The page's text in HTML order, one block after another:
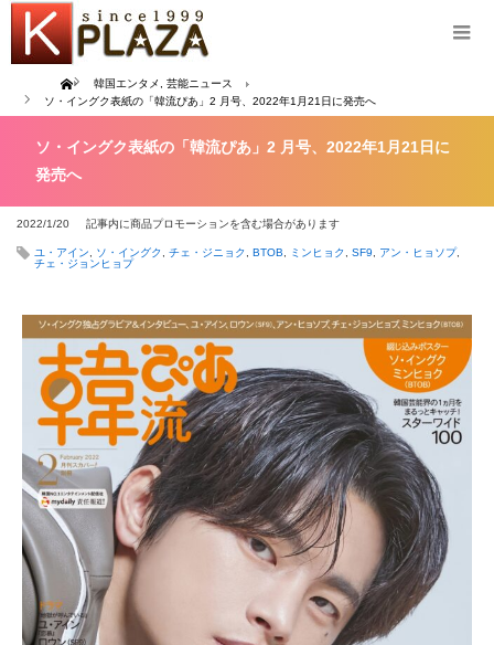
Home 韓国エンタメ
芸能ニュース
ソ・イングク表紙の「韓流ぴあ」2 月号、2022年1月21日に発売へ
ソ・イングク表紙の「韓流ぴあ」2 月号、2022年1月21日に
発売へ
2022/1/20 記事内に商品プロモーションを含む場合があります
ユ・アイン ソ・イングク チェ・ジニョク BTOB ミンヒョク SF9 アン・ヒョソプ,
チェ・ジョンヒョプ